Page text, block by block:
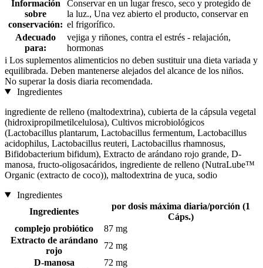
Información
sobre
conservación:
Conservar en un lugar fresco, seco y protegido de
la luz., Una vez abierto el producto, conservar en
el frigorífico.
Adecuado
para:
vejiga y riñones, contra el estrés - relajación,
hormonas
i Los suplementos alimenticios no deben sustituir una dieta variada y
equilibrada. Deben mantenerse alejados del alcance de los niños.
No superar la dosis diaria recomendada.
Ingredientes
ingrediente de relleno (maltodextrina), cubierta de la cápsula vegetal
(hidroxipropilmetilcelulosa), Cultivos microbiológicos
(Lactobacillus plantarum, Lactobacillus fermentum, Lactobacillus
acidophilus, Lactobacillus reuteri, Lactobacillus rhamnosus,
Bifidobacterium bifidum), Extracto de arándano rojo grande, D-
manosa, fructo-oligosacáridos, ingrediente de relleno (NutraLube™
Organic (extracto de coco)), maltodextrina de yuca, sodio
Ingredientes
Ingredientes
por dosis máxima diaria/porción (1
Cáps.)
complejo probiótico
87 mg
Extracto de arándano
rojo
72 mg
D-manosa
72 mg